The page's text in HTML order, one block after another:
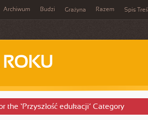
Archiwum Budzi Grażyna Razem Spis
the ‘Przyszłość edukacji’ Category